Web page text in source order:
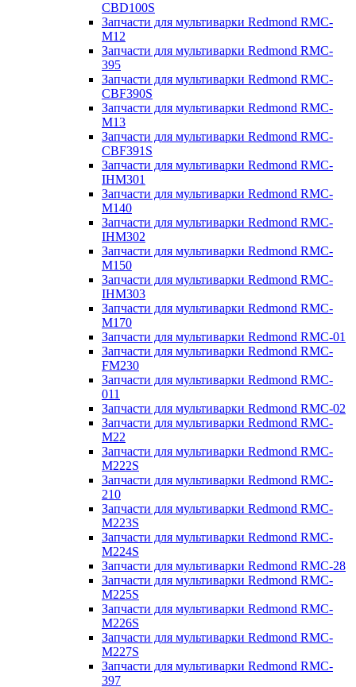
CBD100S
Запчасти для мультиварки Redmond RMC-
M12
Запчасти для мультиварки Redmond RMC-
395
Запчасти для мультиварки Redmond RMC-
CBF390S
Запчасти для мультиварки Redmond RMC-
M13
Запчасти для мультиварки Redmond RMC-
CBF391S
Запчасти для мультиварки Redmond RMC-
IHM301
Запчасти для мультиварки Redmond RMC-
M140
Запчасти для мультиварки Redmond RMC-
IHM302
Запчасти для мультиварки Redmond RMC-
M150
Запчасти для мультиварки Redmond RMC-
IHM303
Запчасти для мультиварки Redmond RMC-
M170
Запчасти для мультиварки Redmond RMC-01
Запчасти для мультиварки Redmond RMC-
FM230
Запчасти для мультиварки Redmond RMC-
011
Запчасти для мультиварки Redmond RMC-02
Запчасти для мультиварки Redmond RMC-
M22
Запчасти для мультиварки Redmond RMC-
M222S
Запчасти для мультиварки Redmond RMC-
210
Запчасти для мультиварки Redmond RMC-
M223S
Запчасти для мультиварки Redmond RMC-
M224S
Запчасти для мультиварки Redmond RMC-28
Запчасти для мультиварки Redmond RMC-
M225S
Запчасти для мультиварки Redmond RMC-
M226S
Запчасти для мультиварки Redmond RMC-
M227S
Запчасти для мультиварки Redmond RMC-
397